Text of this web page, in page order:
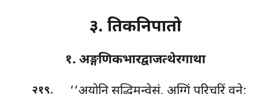
३. तिकनिपातो
१. अङ्गणिकभारद्वाजत्थेरगाथा
२१९.